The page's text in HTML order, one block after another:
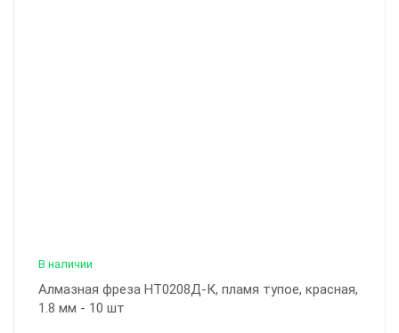
В наличии
Алмазная фреза НТ0208Д-К, пламя тупое, красная,
1.8 мм - 10 шт